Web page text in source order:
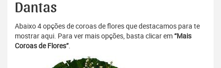
Dantas
Abaixo 4 opções de coroas de flores que destacamos para te
mostrar aqui. Para ver mais opções, basta clicar em“Mais
Coroas de Flores”.